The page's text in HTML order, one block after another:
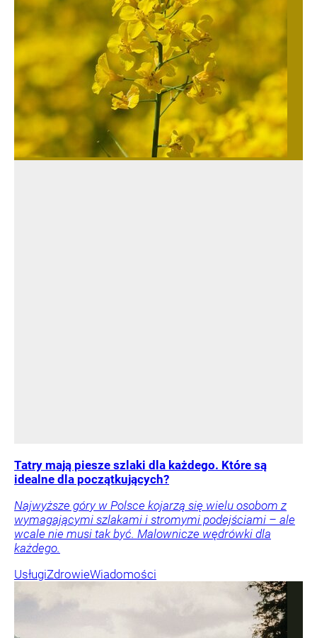
Tatry mają piesze szlaki dla każdego. Które są
idealne dla początkujących?
Najwyższe góry w Polsce kojarzą się wielu osobom z
wymagającymi szlakami i stromymi podejściami – ale
wcale nie musi tak być. Malownicze wędrówki dla
każdego.
UsługiZdrowieWiadomości